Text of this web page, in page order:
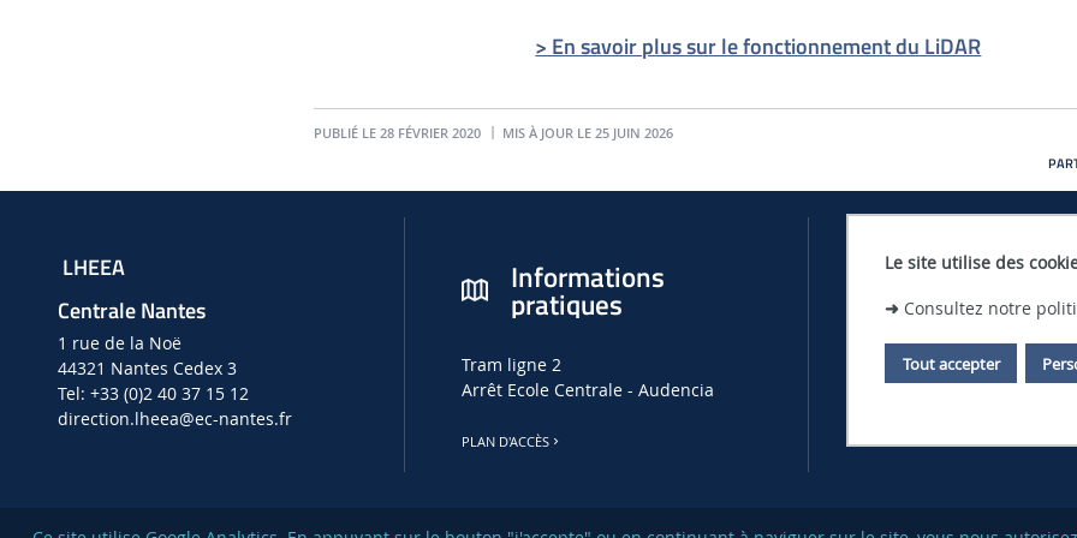
Le site utilise des
➜ Consultez notre
Tout accepter
> En savoir plus sur le fonctionnement du LiDAR
PUBLIÉ LE 28 FÉVRIER 2020 MIS À JOUR LE 25 JUIN 2026
LHEEA
Centrale Nantes
1 rue de la Noë
44321 Nantes Cedex 3
Tel: +33 (0)2 40 37 15 12
direction.lheea@ec-nantes.fr
Informations
pratiques
Tram ligne 2
Arrêt Ecole Centrale - Audencia
PLAN D'ACCÈS
Offres
OFFRES D'EMPLOIS, DE THÈSES
LHEEA